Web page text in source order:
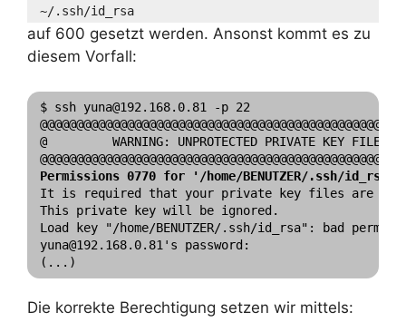
~/.ssh/id_rsa
auf 600 gesetzt werden. Ansonst kommt es zu
diesem Vorfall:
$ ssh yuna@192.168.0.81 -p 22
@         WARNING: UNPROTECTED PRIVATE KEY
Permissions 0770 for '/home/BENUTZER/.ssh/
It is required that your private key files are NOT
This private key will be ignored.
Load key "/home/BENUTZER/.ssh/id_rsa": bad
yuna@192.168.0.81's password:
Die korrekte Berechtigung setzen wir mittels: